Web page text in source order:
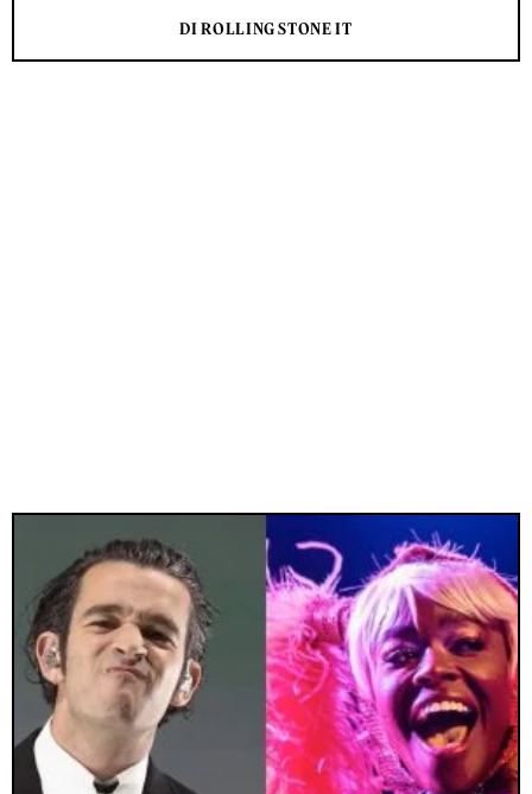
DI ROLLING STONE IT